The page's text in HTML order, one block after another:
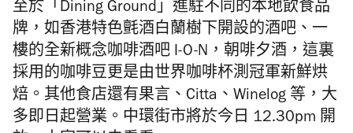
至於「Dining Ground」進駐不同的本地飲食品
牌，如香港特色氈酒白蘭樹下開設的酒吧、一
樓的全新概念咖啡酒吧 I-O-N，朝啡夕酒，這裏
採用的咖啡豆更是由世界咖啡杯測冠軍新鮮烘
焙。其他食店還有果言、Citta、Winelog 等，大
多即日起營業。中環街市將於今日 12.30pm 開